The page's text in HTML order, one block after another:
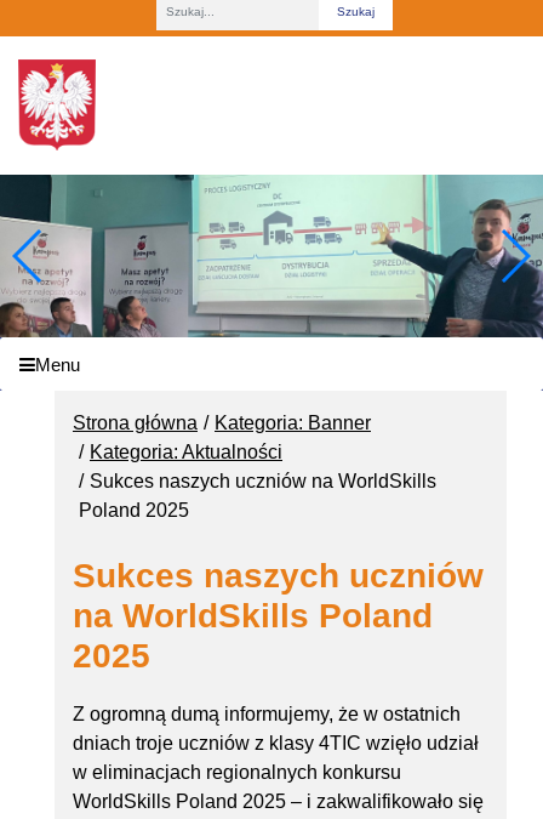
Menu
Strona główna
Kategoria: Banner
Kategoria: Aktualności
Sukces naszych uczniów na WorldSkills
Poland 2025
Sukces naszych uczniów
na WorldSkills Poland
2025
Z ogromną dumą informujemy, że w ostatnich
dniach troje uczniów z klasy 4TIC wzięło udział
w eliminacjach regionalnych konkursu
WorldSkills Poland 2025 – i zakwalifikowało się